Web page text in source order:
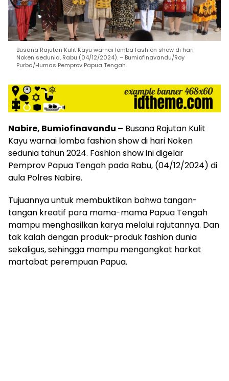
Busana Rajutan Kulit Kayu warnai lomba fashion show di hari
Noken sedunia, Rabu (04/12/2024). – Bumiofinavandu/Roy
Purba/Humas Pemprov Papua Tengah.
Nabire, Bumiofinavandu – Busana Rajutan Kulit
Kayu warnai lomba fashion show di hari Noken
sedunia tahun 2024. Fashion show ini digelar
Pemprov Papua Tengah pada Rabu, (04/12/2024) di
aula Polres Nabire.
Tujuannya untuk membuktikan bahwa tangan-
tangan kreatif para mama-mama Papua Tengah
mampu menghasilkan karya melalui rajutannya. Dan
tak kalah dengan produk-produk fashion dunia
sekaligus, sehingga mampu mengangkat harkat
martabat perempuan Papua.